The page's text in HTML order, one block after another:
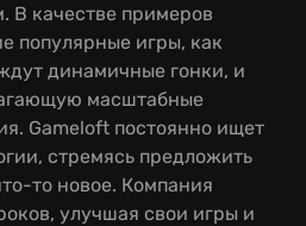
В качестве примеров
популярные игры, как
динамичные гонки, и
масштабные
Gameloft постоянно ищет
стремясь предложить
то новое. Компания
улучшая свои игры и